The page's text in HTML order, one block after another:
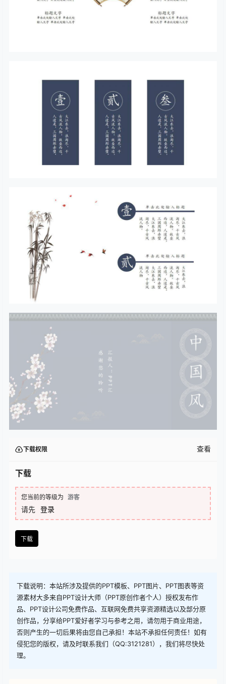
下载权限 查看
下载
您当前的等级为 游客
请先 登录
下载
下载说明：本站所涉及提供的PPT模板、PPT图片、PPT图表等资
源素材大多来自PPT设计大师（PPT原创作者个人）授权发布作
品、PPT设计公司免费作品、互联网免费共享资源精选以及部分原
创作品，分享给PPT爱好者学习与参考之用，请勿用于商业用途，
否则产生的一切后果将由您自己承担！本站不承担任何责任！如有
侵犯您的版权，请及时联系我们（QQ:3121281），我们将尽快处
理。